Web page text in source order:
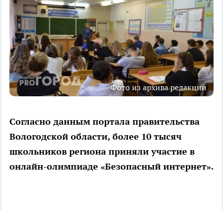
Фото из архива редакции
Согласно данным портала правительства
Вологодской области, более 10 тысяч
школьников региона приняли участие в
онлайн-олимпиаде «Безопасный интернет».